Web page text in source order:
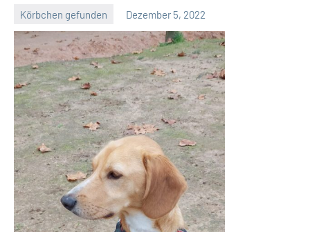
Körbchen gefunden Dezember 5, 2022